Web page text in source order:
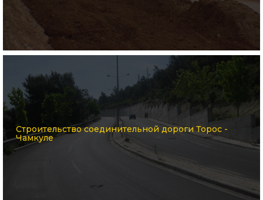
Строительство соединительной дороги Торос -
Чамкуле